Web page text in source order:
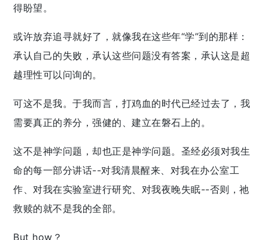
得盼望。
或许放弃追寻就好了，就像我在这些年“学”到的那样：
承认自己的失败，承认这些问题没有答案，承认这是超
越理性可以问询的。
可这不是我。于我而言，打鸡血的时代已经过去了，我
需要真正的养分，强健的、建立在磐石上的。
这不是神学问题，却也正是神学问题。圣经必须对我生
命的每一部分讲话--对我清晨醒来、对我在办公室工
作、对我在实验室进行研究、对我夜晚失眠--否则，祂
救赎的就不是我的全部。
But how？